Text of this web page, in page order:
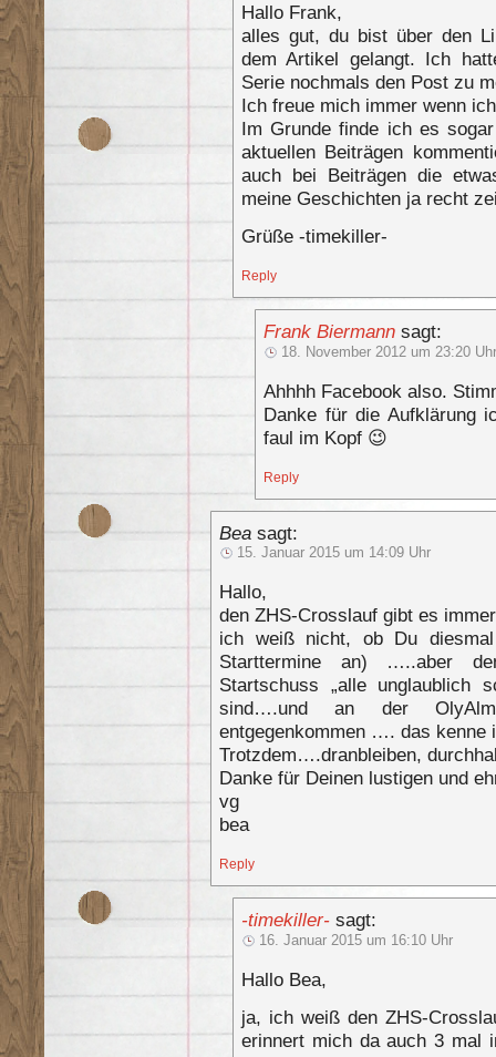
Hallo Frank,
alles gut, du bist über den
dem Artikel gelangt. Ich
Serie nochmals den Post zu
Ich freue mich immer wenn
Im Grunde finde ich es
aktuellen Beiträgen
auch bei Beiträgen die
meine Geschichten ja recht
Grüße -timekiller-
Reply
Frank Biermann sagt:
18. November 2012 um 23:20 Uhr
Ahhhh Facebook also.
Danke für die Aufklärung
faul im Kopf 😉
Reply
Bea sagt:
15. Januar 2015 um 14:09 Uhr
Hallo,
den ZHS-Crosslauf gibt es
ich weiß nicht, ob Du
Starttermine an) …..aber
Startschuss „alle unglaublich
sind….und an der
entgegenkommen …. das kenne
Trotzdem….dranbleiben,
Danke für Deinen lustigen und
vg
bea
Reply
-timekiller- sagt:
16. Januar 2015 um 16:10 Uhr
Hallo Bea,
ja, ich weiß den ZHS-
erinnert mich da auch 3 mal